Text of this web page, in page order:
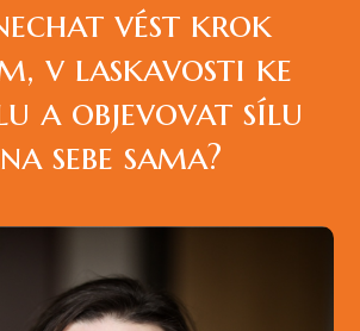
vést krok
v laskavosti ke
a objevovat sílu
sebe sama?